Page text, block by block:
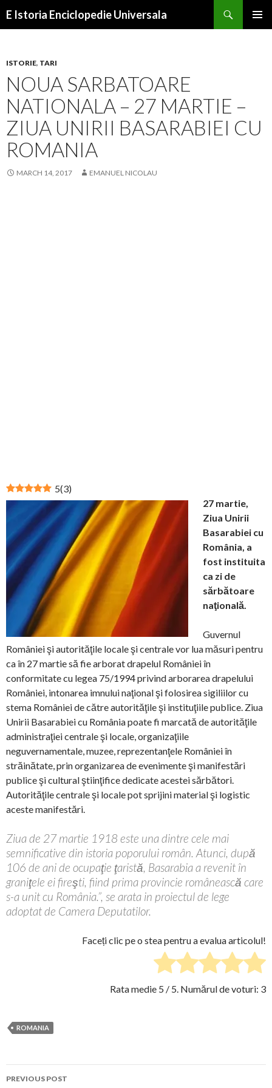
E Istoria Enciclopedie Universala
ISTORIE, TARI
NOUA SARBATOARE
NATIONALA – 27 MARTIE –
ZIUA UNIRII BASARABIEI CU
ROMANIA
MARCH 14, 2017 EMANUEL NICOLAU
5(3)
27 martie,
Ziua Unirii
Basarabiei cu
România, a
fost instituita
ca zi de
sărbătoare
naţională.
Guvernul
României şi autorităţile locale şi centrale vor lua măsuri pentru
ca în 27 martie să fie arborat drapelul României în
conformitate cu legea 75/1994 privind arborarea drapelului
României, intonarea imnului naţional şi folosirea sigiliilor cu
stema României de către autorităţile şi instituţiile publice. Ziua
Unirii Basarabiei cu România poate fi marcată de autorităţile
administraţiei centrale şi locale, organizaţiile
neguvernamentale, muzee, reprezentanţele României în
străinătate, prin organizarea de evenimente şi manifestări
publice şi cultural ştiinţifice dedicate acestei sărbători.
Autorităţile centrale şi locale pot sprijini material şi logistic
aceste manifestări.
Ziua de 27 martie 1918 este una dintre cele mai
semnificative din istoria poporului român. Atunci, după
106 de ani de ocupaţie ţaristă, Basarabia a revenit în
graniţele ei fireşti, fiind prima provincie românească care
s-a unit cu România.”, se arata in proiectul de lege
adoptat de Camera Deputatilor.
Faceți clic pe o stea pentru a evalua articolul!
Rata medie 5 / 5. Numărul de voturi: 3
ROMANIA
Post
PREVIOUS POST